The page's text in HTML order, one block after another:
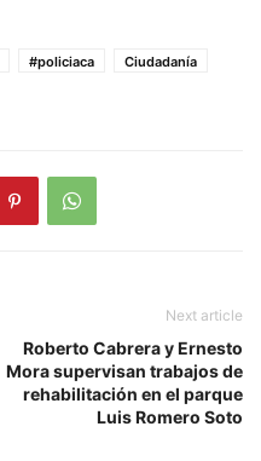
#policiaca
Ciudadanía
Next article
Roberto Cabrera y Ernesto
Mora supervisan trabajos de
rehabilitación en el parque
Luis Romero Soto